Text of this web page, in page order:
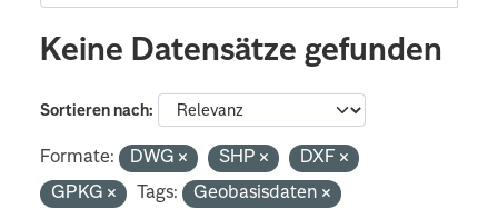
Keine Datensätze gefunden
Sortieren nach
Formate: DWG SHP
DXF
GPKG
Tags:
Geobasisdaten